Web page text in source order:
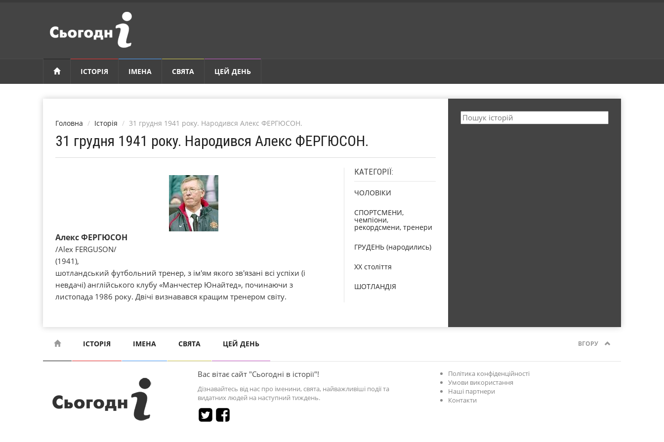
ІСТОРІЯ ІМЕНА СВЯТА ЦЕЙ ДЕНЬ
Головна Історія 31 грудня 1941 року. Народився Алекс ФЕРГЮСОН.
31 грудня 1941 року. Народився Алекс ФЕРГЮСОН.
Алекс ФЕРГЮСОН
/Alex FERGUSON/
(1941),
шотландський футбольний тренер, з ім'ям якого зв'язані всі успіхи (і
невдачі) англійського клубу «Манчестер Юнайтед», починаючи з
листопада 1986 року. Двічі визнавався кращим тренером світу.
КАТЕГОРІЇ:
ЧОЛОВІКИ
СПОРТСМЕНИ,
чемпіони,
рекордсмени, тренери
ГРУДЕНЬ (народились)
XX століття
ШОТЛАНДІЯ
ІСТОРІЯ ІМЕНА СВЯТА ЦЕЙ ДЕНЬ ВГОРУ
Вас вітає сайт "Сьогодні в історії"!
Дізнавайтесь від нас про іменини, свята, найважливіші події та
видатних людей на наступний тиждень.
Політика конфіденційності
Умови використання
Наші партнери
Контакти